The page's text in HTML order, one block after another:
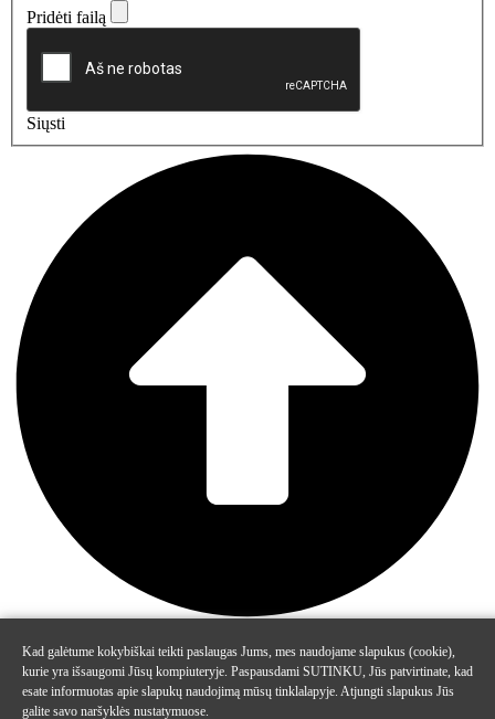
Pridėti failą
Siųsti
Kad galėtume kokybiškai teikti paslaugas Jums, mes naudojame slapukus (cookie),
kurie yra išsaugomi Jūsų kompiuteryje. Paspausdami SUTINKU, Jūs patvirtinate, kad
esate informuotas apie slapukų naudojimą mūsų tinklalapyje. Atjungti slapukus Jūs
galite savo naršyklės nustatymuose.